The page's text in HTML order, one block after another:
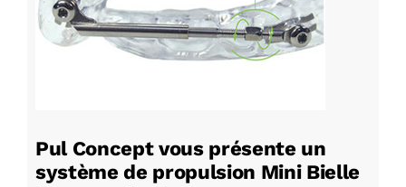
Pul Concept vous présente un
système de propulsion Mini Bielle